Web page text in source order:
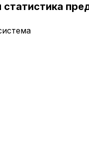
статистика